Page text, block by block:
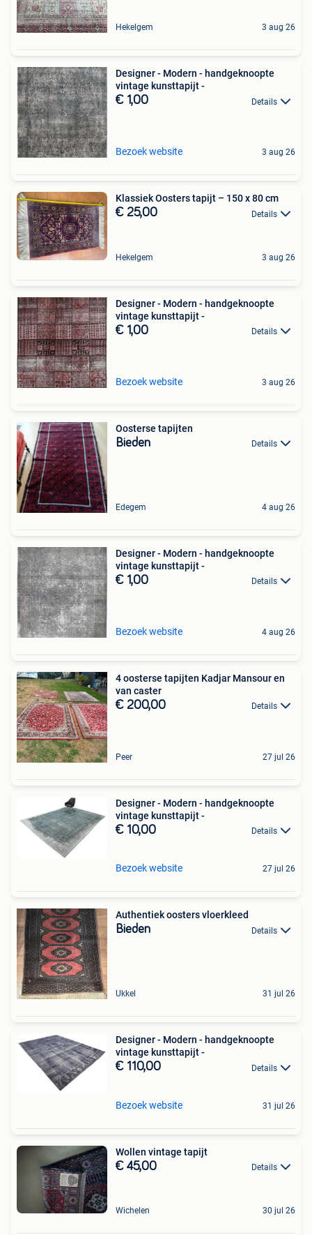
Hekelgem 3 aug 26
Designer - Modern - handgeknoopte
vintage kunsttapijt -
€ 1,00 Details
Bezoek website 3 aug 26
Klassiek Oosters tapijt – 150 x 80 cm
€ 25,00 Details
Hekelgem 3 aug 26
Designer - Modern - handgeknoopte
vintage kunsttapijt -
€ 1,00 Details
Bezoek website 3 aug 26
Oosterse tapijten
Bieden Details
Edegem 4 aug 26
Designer - Modern - handgeknoopte
vintage kunsttapijt -
€ 1,00 Details
Bezoek website 4 aug 26
4 oosterse tapijten Kadjar Mansour en
van caster
€ 200,00 Details
Peer 27 jul 26
Designer - Modern - handgeknoopte
vintage kunsttapijt -
€ 10,00 Details
Bezoek website 27 jul 26
Authentiek oosters vloerkleed
Bieden Details
Ukkel 31 jul 26
Designer - Modern - handgeknoopte
vintage kunsttapijt -
€ 110,00 Details
Bezoek website 31 jul 26
Wollen vintage tapijt
€ 45,00 Details
Wichelen 30 jul 26